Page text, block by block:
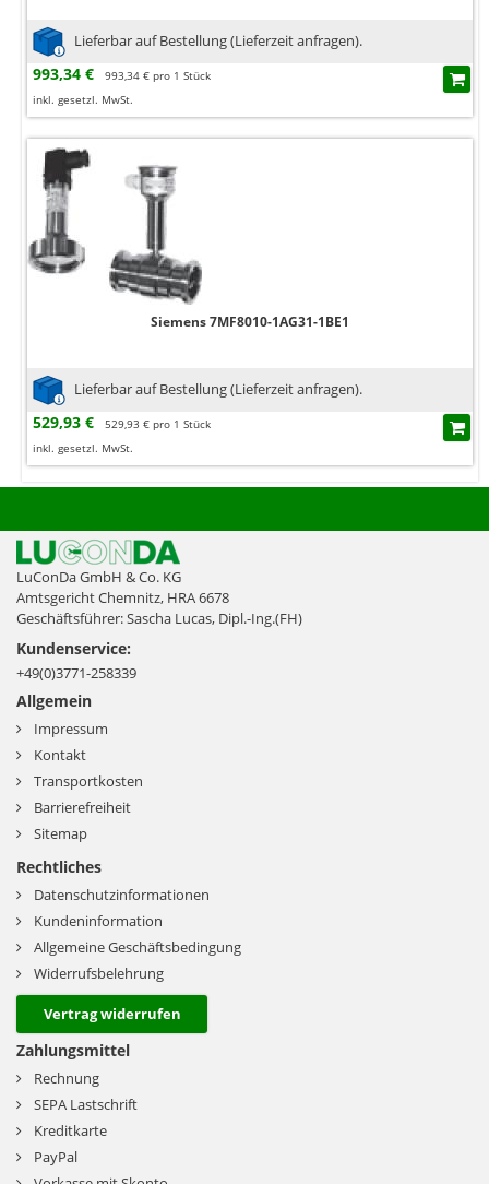
Lieferbar auf Bestellung (Lieferzeit anfragen).
993,34 €
993,34 € pro 1 Stück
inkl. gesetzl. MwSt.
Siemens 7MF8010-1AG31-1BE1
Lieferbar auf Bestellung (Lieferzeit anfragen).
529,93 €
529,93 € pro 1 Stück
inkl. gesetzl. MwSt.
LuConDa GmbH & Co. KG
Amtsgericht Chemnitz, HRA 6678
Geschäftsführer: Sascha Lucas, Dipl.-Ing.(FH)
Kundenservice:
+49(0)3771-258339
Allgemein
Impressum
Kontakt
Transportkosten
Barrierefreiheit
Sitemap
Rechtliches
Datenschutzinformationen
Kundeninformation
Allgemeine Geschäftsbedingung
Widerrufsbelehrung
Vertrag widerrufen
Zahlungsmittel
Rechnung
SEPA Lastschrift
Kreditkarte
PayPal